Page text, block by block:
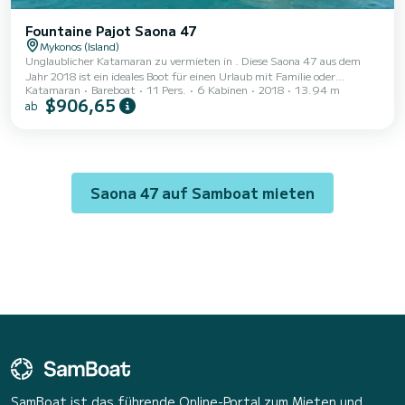
Fountaine Pajot Saona 47
Mykonos (Island)
Unglaublicher Katamaran zu vermieten in . Diese Saona 47 aus dem
Jahr 2018 ist ein ideales Boot für einen Urlaub mit Familie oder
Freunden. Das Boot verfügt über 6 voll ausgestattete Kabinen und
bietet Platz für 11 Personen. Mit einer Gesamtlänge von 14 Metern ist
Katamaran Bareboat 11 Pers. 6 Kabinen 2018 13.94 m
ab $906,65
Saona 47 auf Samboat mieten
SamBoat ist das führende Online-Portal zum Mieten und